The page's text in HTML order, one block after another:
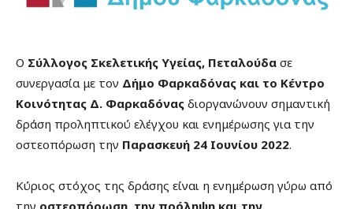
Ο Σύλλογος Σκελετικής Υγείας, Πεταλούδα σε
συνεργασία με τον Δήμο Φαρκαδόνας και το Κέντρο
Κοινότητας Δ. Φαρκαδόνας διοργανώνουν σημαντική
δράση προληπτικού ελέγχου και ενημέρωσης για την
οστεοπόρωση την Παρασκευή 24 Ιουνίου 2022.
Κύριος στόχος της δράσης είναι η ενημέρωση γύρω από
την οστεοπόρωση, την πρόληψη και την